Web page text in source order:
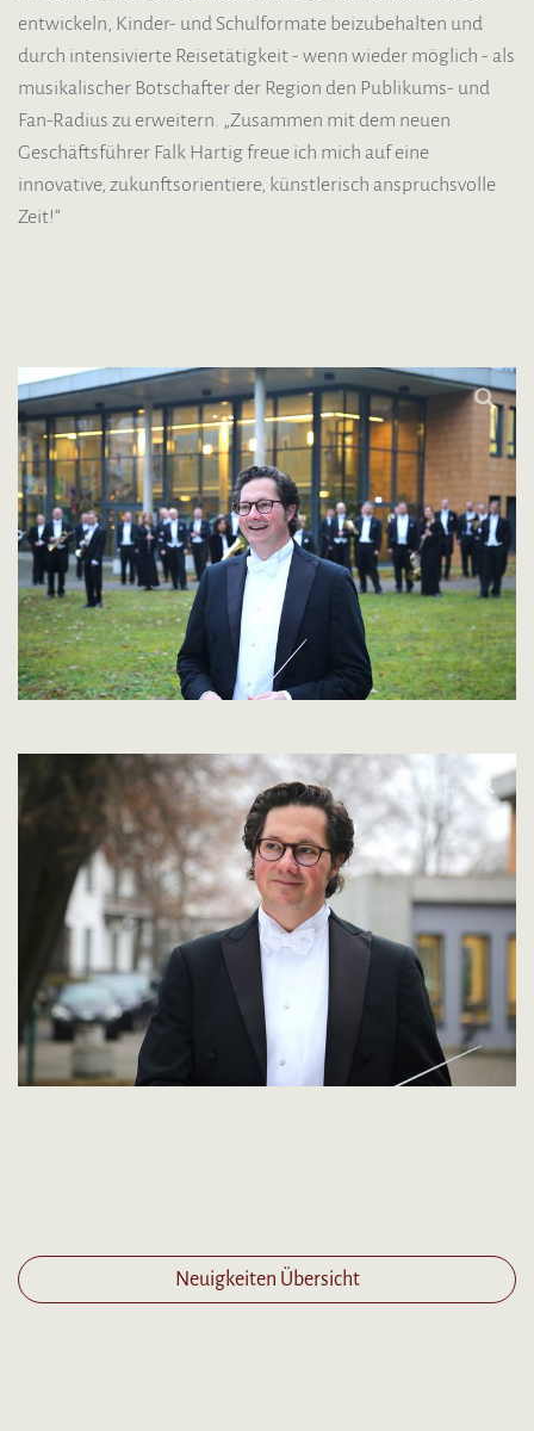
entwickeln, Kinder- und Schulformate beizubehalten und
durch intensivierte Reisetätigkeit - wenn wieder möglich - als
musikalischer Botschafter der Region den Publikums- und
Fan-Radius zu erweitern. „Zusammen mit dem neuen
Geschäftsführer Falk Hartig freue ich mich auf eine
innovative, zukunftsorientiere, künstlerisch anspruchsvolle
Zeit!“
Neuigkeiten Übersicht